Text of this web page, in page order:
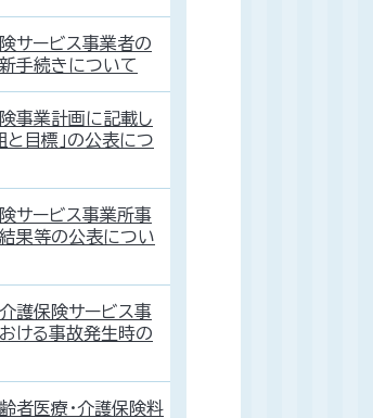
サービス事業者の
手続きについて
事業計画に記載し
と目標」の公表につ
サービス事業所事
果等の公表につい
護保険サービス事
ける事故発生時の
者医療・介護保険料